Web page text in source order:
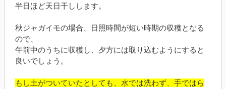
半日ほど天日干しします。
秋ジャガイモの場合、日照時間が短い時期の収穫となる
ので、
午前中のうちに収穫し、夕方には取り込むようにすると
良いでしょう。
もし土がついていたとしても、水では洗わず、手ではら